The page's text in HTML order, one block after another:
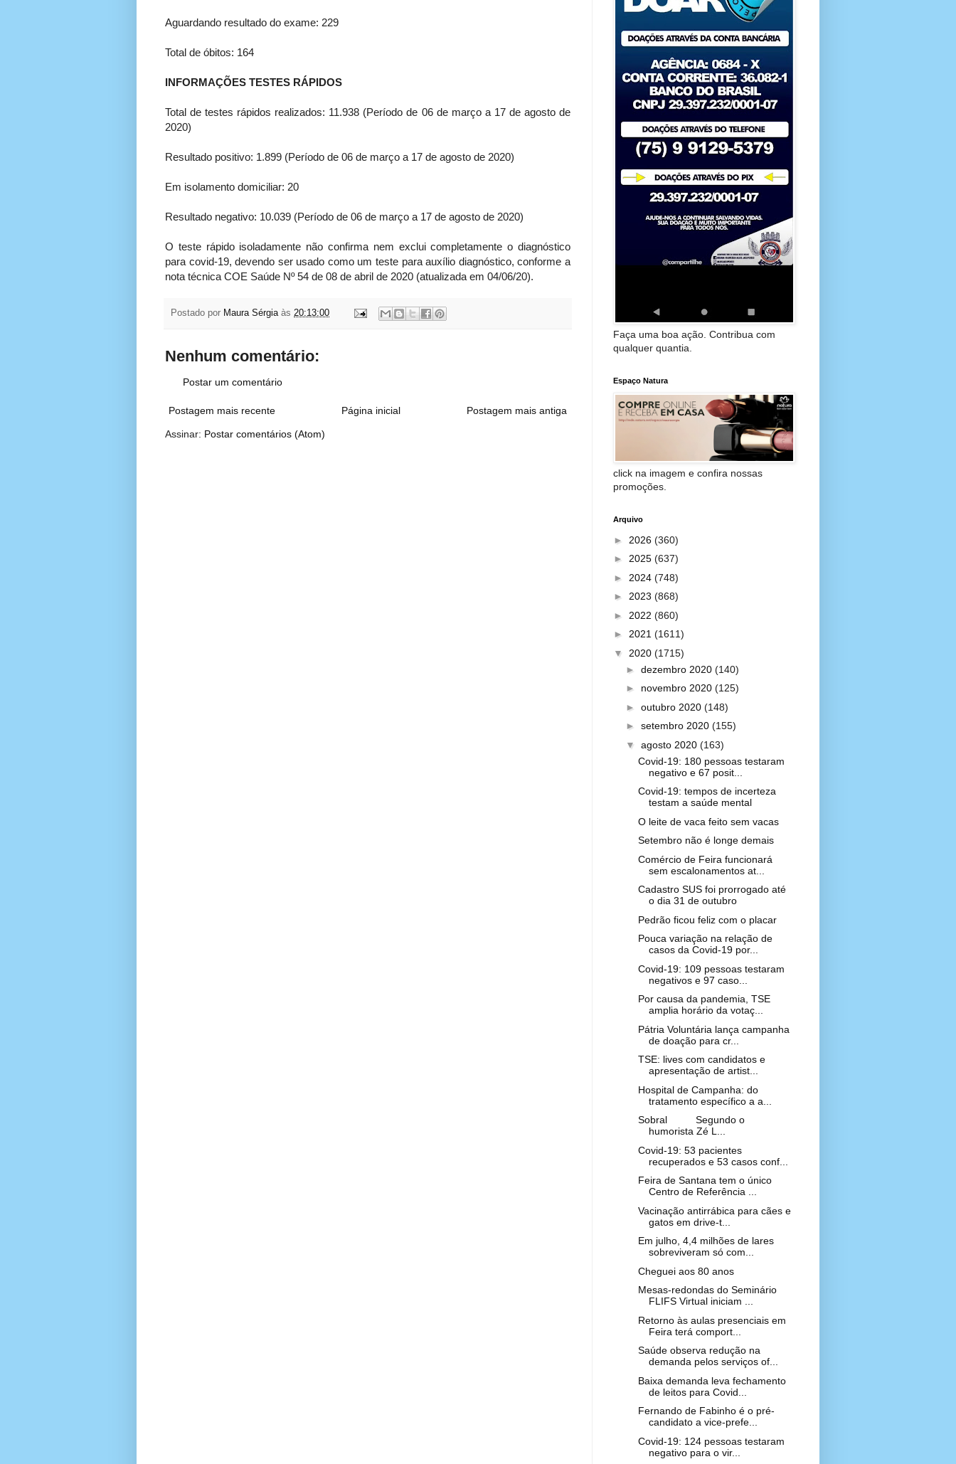
Aguardando resultado do exame: 229
Total de óbitos: 164
INFORMAÇÕES TESTES RÁPIDOS
Total de testes rápidos realizados: 11.938 (Período de 06 de março a 17 de agosto de
2020)
Resultado positivo: 1.899 (Período de 06 de março a 17 de agosto de 2020)
Em isolamento domiciliar: 20
Resultado negativo: 10.039 (Período de 06 de março a 17 de agosto de 2020)
O teste rápido isoladamente não confirma nem exclui completamente o diagnóstico
para covid-19, devendo ser usado como um teste para auxílio diagnóstico, conforme a
nota técnica COE Saúde Nº 54 de 08 de abril de 2020 (atualizada em 04/06/20).
Postado por Maura Sérgia às 20:13:00
Nenhum comentário:
Postar um comentário
Postagem mais recente Postagem mais antiga
Página inicial
Assinar: Postar comentários (Atom)
Faça uma boa ação. Contribua com
qualquer quantia.
Espaço Natura
click na imagem e confira nossas
promoções.
Arquivo
► 2026 (360)
► 2025 (637)
► 2024 (748)
► 2023 (868)
► 2022 (860)
► 2021 (1611)
▼ 2020 (1715)
► dezembro 2020 (140)
► novembro 2020 (125)
► outubro 2020 (148)
► setembro 2020 (155)
▼ agosto 2020 (163)
Covid-19: 180 pessoas testaram
negativo e 67 posit...
Covid-19: tempos de incerteza
testam a saúde mental
O leite de vaca feito sem vacas
Setembro não é longe demais
Comércio de Feira funcionará
sem escalonamentos at...
Cadastro SUS foi prorrogado até
o dia 31 de outubro
Pedrão ficou feliz com o placar
Pouca variação na relação de
casos da Covid-19 por...
Covid-19: 109 pessoas testaram
negativos e 97 caso...
Por causa da pandemia, TSE
amplia horário da votaç...
Pátria Voluntária lança campanha
de doação para cr...
TSE: lives com candidatos e
apresentação de artist...
Hospital de Campanha: do
tratamento específico a a...
Sobral Segundo o
humorista Zé L...
Covid-19: 53 pacientes
recuperados e 53 casos conf...
Feira de Santana tem o único
Centro de Referência ...
Vacinação antirrábica para cães e
gatos em drive-t...
Em julho, 4,4 milhões de lares
sobreviveram só com...
Cheguei aos 80 anos
Mesas-redondas do Seminário
FLIFS Virtual iniciam ...
Retorno às aulas presenciais em
Feira terá comport...
Saúde observa redução na
demanda pelos serviços of...
Baixa demanda leva fechamento
de leitos para Covid...
Fernando de Fabinho é o pré-
candidato a vice-prefe...
Covid-19: 124 pessoas testaram
negativo para o vir...